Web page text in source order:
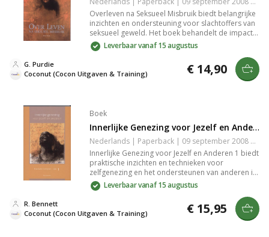
Overleven na Seksueel Misbruik biedt belangrijke
inzichten en ondersteuning voor slachtoffers van
seksueel geweld. Het boek behandelt de impact
van misbruik, herstelprocessen en biedt
praktische handvatten om verder te gaan. Het is
begrijpen hoe overleven na trauma mogelijk is en
welke stappen betrokken zijn bij heling.
Leverbaar vanaf 15 augustus
Coconut (Cocon Uitgaven & Training)
G. Purdie € 14,90
Boek
Innerlijke Genezing voor Jezelf en Anderen 1
Nederlands | Paperback | 09 september 2008 | 20 pagina's | 9789072698018
Innerlijke Genezing voor Jezelf en Anderen 1 biedt
praktische inzichten en technieken voor
zelfgenezing en het ondersteunen van anderen in
hun herstelproces. Het boek behandelt de kracht
van innerlijke rust, emotionele heling en spirituele
groei, en stimuleert je om je persoonlijke en
relationele welzijn te verbeteren. Laat je
inspireren door de stappen naar een gezonder
Leverbaar vanaf 15 augustus
Coconut (Cocon Uitgaven & Training)
R. Bennett € 15,95